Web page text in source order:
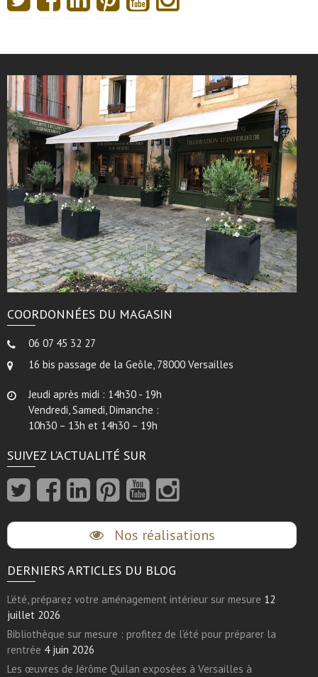
COORDONNÉES DU MAGASIN
06 07 45 32 27
16 bis passage de la Geôle, 78000 Versailles
Jeudi après midi : 14h30 - 19h
Vendredi, Samedi, Dimanche :
10h30 – 13h et 14h30 – 19h
SUIVEZ L’ACTUALITÉ SUR
Nos réalisations
DERNIERS ARTICLES DU BLOG
L’été, préparez votre aménagement intérieur sur mesure 12
juillet 2026
Bibliothèque sur mesure : profitez de l’été pour préparer la
rentrée 4 juin 2026
Les œuvres de Jérôme Quilan exposées à Versailles à